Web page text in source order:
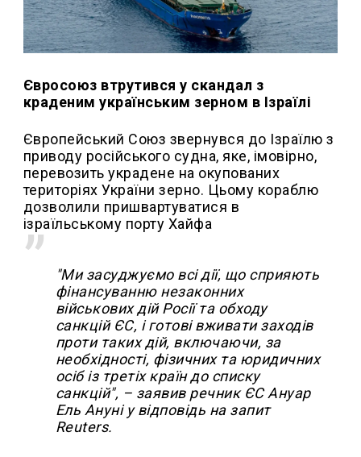
Євросоюз втрутився у скандал з
краденим українським зерном в Ізраїлі
Європейський Союз звернувся до Ізраїлю з
приводу російського судна, яке, імовірно,
перевозить украдене на окупованих
територіях України зерно. Цьому кораблю
дозволили пришвартуватися в
ізраїльському порту Хайфа
"Ми засуджуємо всі дії, що сприяють
фінансуванню незаконних
військових дій Росії та обходу
санкцій ЄС, і готові вживати заходів
проти таких дій, включаючи, за
необхідності, фізичних та юридичних
осіб із третіх країн до списку
санкцій", – заявив речник ЄС Ануар
Ель Ануні у відповідь на запит
Reuters.